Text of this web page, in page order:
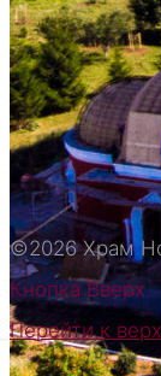
КОНТАКТЫ
ИСКАТЬ:
©2026 Храм
Кнопка Вверх
Перейти к